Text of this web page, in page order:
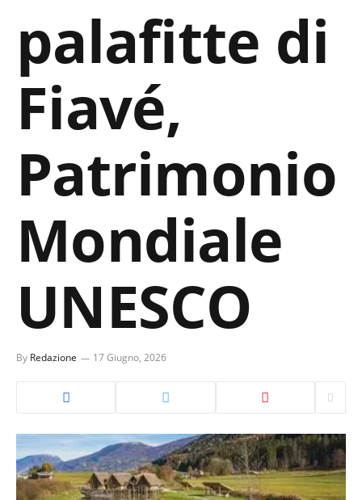
palafitte di
Fiavé,
Patrimonio
Mondiale
UNESCO
By Redazione 17 Giugno, 2026